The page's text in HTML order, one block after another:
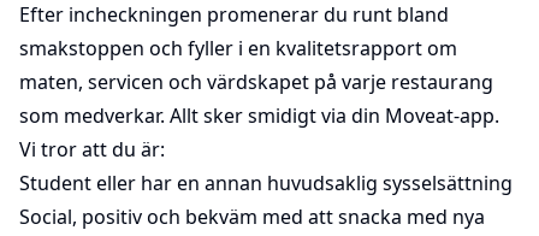
Efter incheckningen promenerar du runt bland
smakstoppen och fyller i en kvalitetsrapport om
maten, servicen och värdskapet på varje restaurang
som medverkar. Allt sker smidigt via din Moveat-app.
Vi tror att du är:
Student eller har en annan huvudsaklig sysselsättning
Social, positiv och bekväm med att snacka med nya